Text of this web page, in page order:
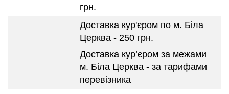
грн.
Доставка кур'єром по м. Біла
Церква - 250 грн.
Доставка кур’єром за межами
м. Біла Церква - за тарифами
перевізника